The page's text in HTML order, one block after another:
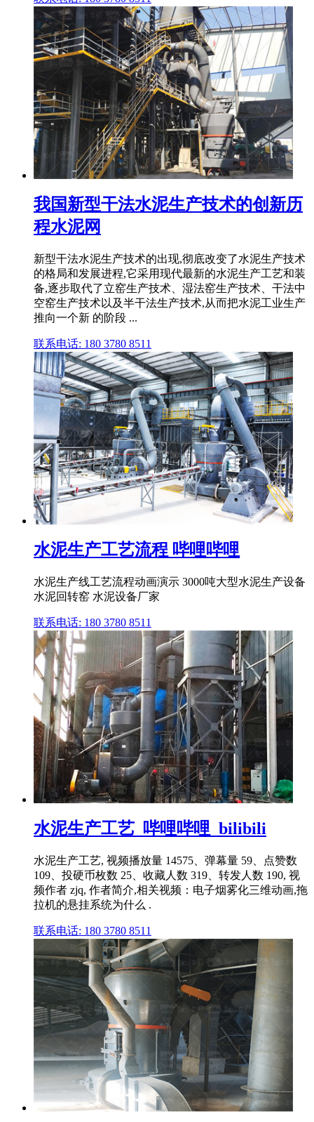
我国新型干法水泥生产技术的创新历
程水泥网
新型干法水泥生产技术的出现,彻底改变了水泥生产技术
的格局和发展进程,它采用现代最新的水泥生产工艺和装
备,逐步取代了立窑生产技术、湿法窑生产技术、干法中
空窑生产技术以及半干法生产技术,从而把水泥工业生产
推向一个新 的阶段 ...
联系电话: 180 3780 8511
水泥生产工艺流程 哔哩哔哩
水泥生产线工艺流程动画演示 3000吨大型水泥生产设备
水泥回转窑 水泥设备厂家
联系电话: 180 3780 8511
水泥生产工艺_哔哩哔哩_bilibili
水泥生产工艺, 视频播放量 14575、弹幕量 59、点赞数
109、投硬币枚数 25、收藏人数 319、转发人数 190, 视
频作者 zjq, 作者简介,相关视频：电子烟雾化三维动画,拖
拉机的悬挂系统为什么 .
联系电话: 180 3780 8511